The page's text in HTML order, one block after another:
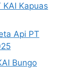
Kapuas
Api PT
Bungo